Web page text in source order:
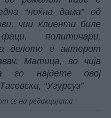
“ноќна дама” од
чии клиенти биле
политичари,
делото е актерот
Матица, во чија
го најдете овој
“Угурсуз”
се на редакцијата